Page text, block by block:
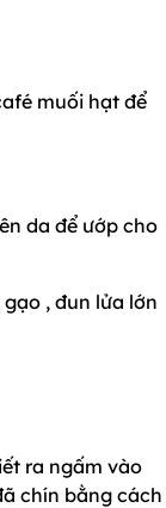
muối hạt để
da để ướp cho
, đun lửa lớn
ra ngấm vào
chín bằng cách